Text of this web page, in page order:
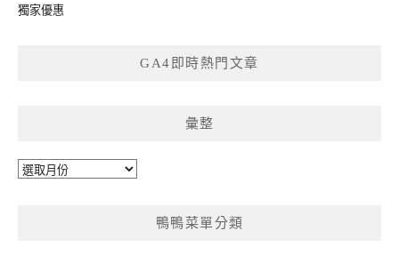
獨家優惠
GA4即時熱門文章
彙整
彙
鴨鴨菜單分類